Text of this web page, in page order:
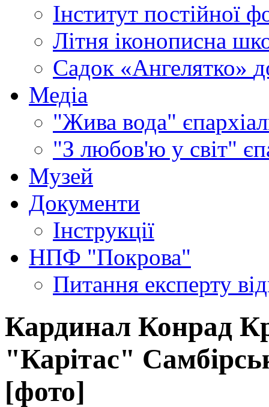
Інститут постійної
Літня іконописна
Садок «Ангелятко»
Медіа
"Жива вода"
"З любов'ю у світ"
Музей
Документи
Інструкції
НПФ "Покрова"
Питання експерту
Кардинал Конрад
"Карітас"
[фото]